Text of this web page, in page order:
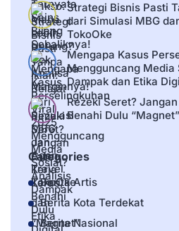
Strategi Bisnis Pasti
dari Simulasi MBG
TokoOke
Mengapa Kasus
Mengguncang Media
Dampak dan Etika
Rezeki Seret?
Benahi Dulu
Categories
Berita Artis
Berita Kota Terdekat
Berita Nasional